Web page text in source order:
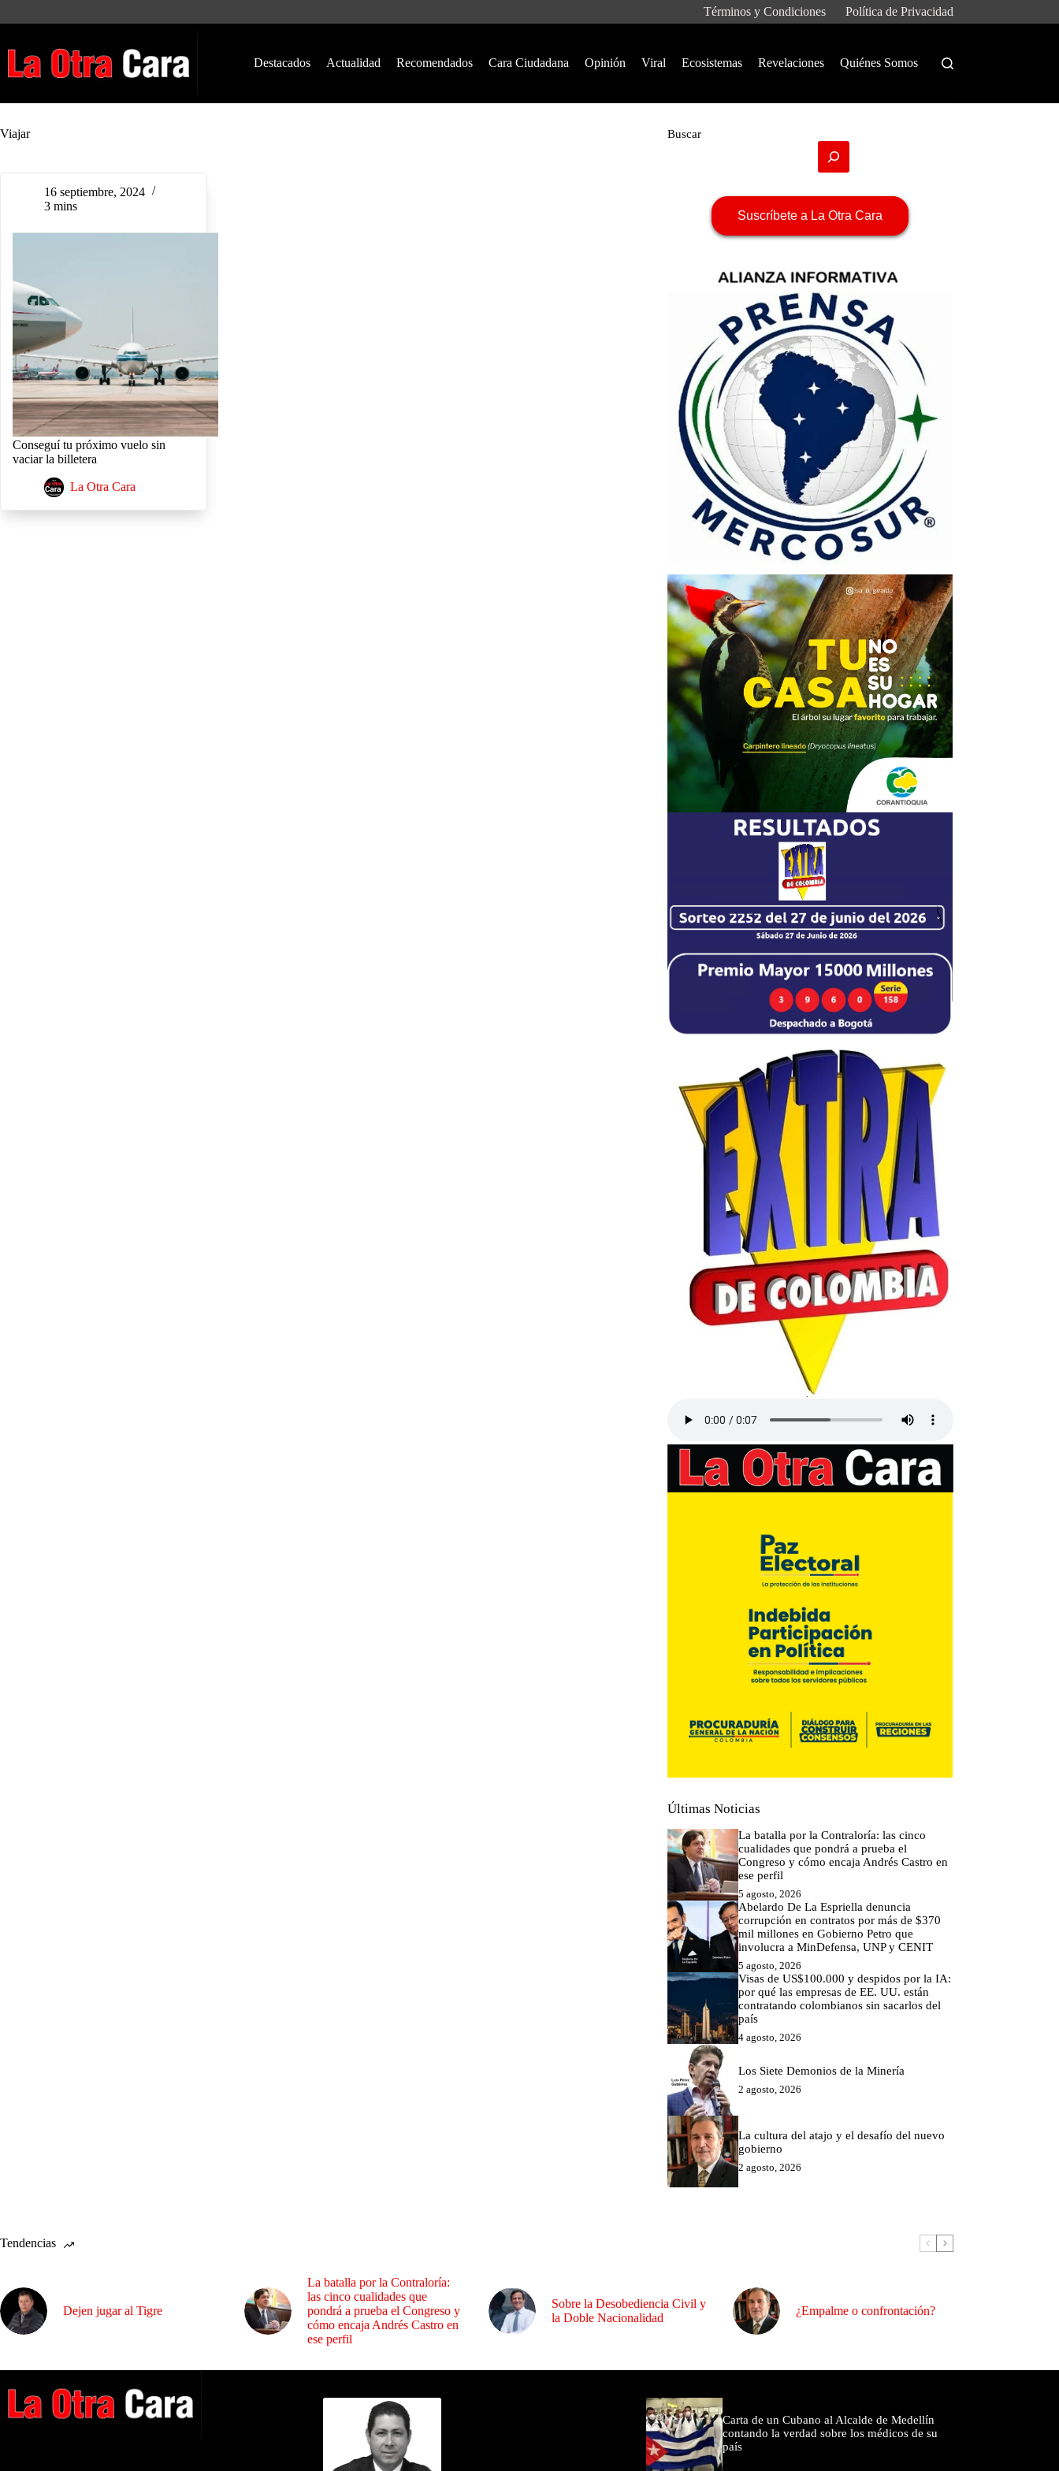
Términos y Condiciones Política de Privacidad
Destacados Actualidad Recomendados Cara Ciudadana Opinión Viral Ecosistemas Revelaciones Quiénes Somos
Viajar
16 septiembre, 2024
3 mins
Conseguí tu próximo vuelo sin
vaciar la billetera
La Otra Cara
Buscar
Suscríbete a La Otra Cara
Últimas Noticias
La batalla por la Contraloría: las cinco
cualidades que pondrá a prueba el
Congreso y cómo encaja Andrés Castro en
ese perfil
5 agosto, 2026
Abelardo De La Espriella denuncia
corrupción en contratos por más de $370
mil millones en Gobierno Petro que
involucra a MinDefensa, UNP y CENIT
5 agosto, 2026
Visas de US$100.000 y despidos por la IA:
por qué las empresas de EE. UU. están
contratando colombianos sin sacarlos del
país
4 agosto, 2026
Los Siete Demonios de la Minería
2 agosto, 2026
La cultura del atajo y el desafío del nuevo
gobierno
2 agosto, 2026
Tendencias
Dejen jugar al Tigre
La batalla por la Contraloría:
las cinco cualidades que
pondrá a prueba el Congreso y
cómo encaja Andrés Castro en
ese perfil
Sobre la Desobediencia Civil y
la Doble Nacionalidad
¿Empalme o confrontación?
Carta de un Cubano al Alcalde de Medellín
contando la verdad sobre los médicos de su
país